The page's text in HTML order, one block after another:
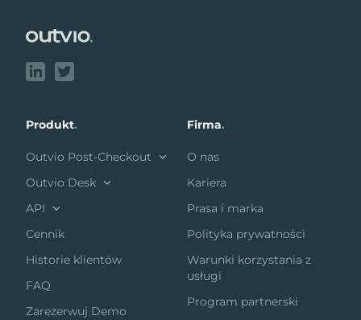
Produkt.
Outvio Post-Checkout
Outvio Desk
API
Cennik
Historie klientów
FAQ
Zarezerwuj Demo
Firma.
O nas
Kariera
Prasa i marka
Polityka prywatności
Warunki korzystania z
usługi
Program partnerski